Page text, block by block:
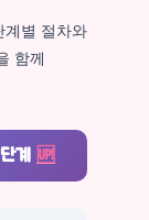
계별 절차와
함께
계 🆙